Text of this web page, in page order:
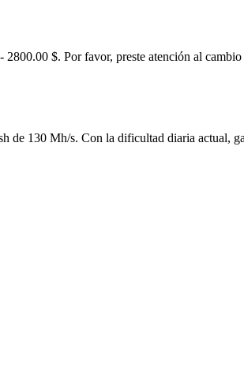
$. Por favor, preste atención al
de 130 Mh/s. Con la dificultad diaria actual,